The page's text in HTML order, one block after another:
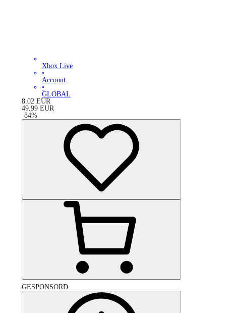
Xbox Live
•
Account
•
GLOBAL
8.02 EUR
49.99 EUR
-84%
GESPONSORD